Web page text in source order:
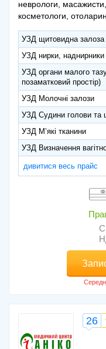
неврологи,
косметологи,
УЗД щитовидна
УЗД нирки, наднирники
УЗД органи малого
позаматковий простір)
УЗД Молочні залози
УЗД Судини голови та
УЗД М’які тканини
УЗД Визначення
дивитися весь прайс
26